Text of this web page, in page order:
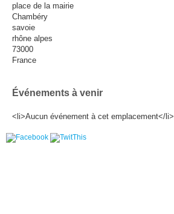
place de la mairie
Chambéry
savoie
rhône alpes
73000
France
Événements à venir
<li>Aucun événement à cet emplacement</li>